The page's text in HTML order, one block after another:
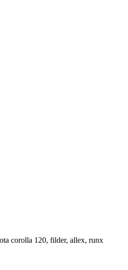
corolla 120, filder, allex, runx